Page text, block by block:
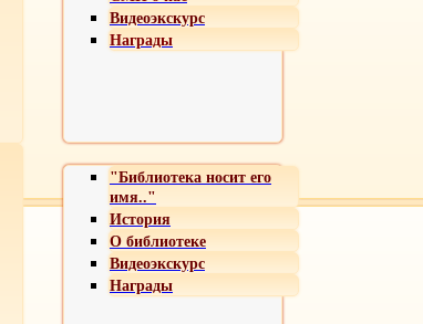
Видеоэкскурс
Награды
"Библиотека носит его
имя.."
История
О библиотеке
Видеоэкскурс
Награды